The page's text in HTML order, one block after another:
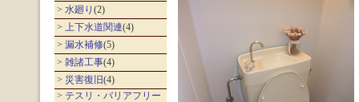
> 水廻り (2)
> 上下水道関連(4)
> 漏水補修(5)
> 雑諸工事(4)
> 災害復旧(4)
> テスリ・バリアフリー